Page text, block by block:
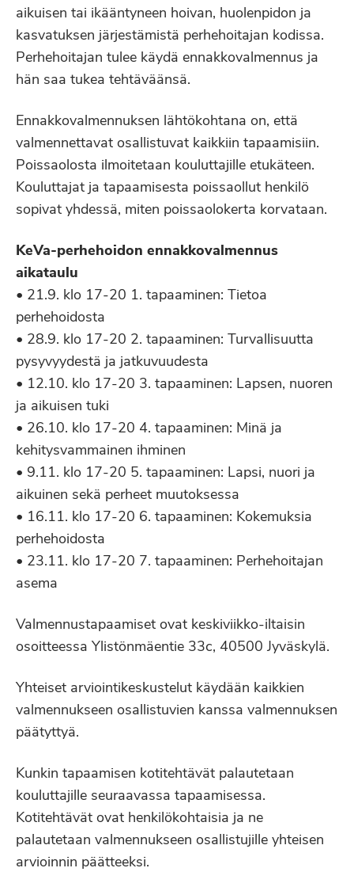
aikuisen tai ikääntyneen hoivan, huolenpidon ja
kasvatuksen järjestämistä perhehoitajan kodissa.
Perhehoitajan tulee käydä ennakkovalmennus ja
hän saa tukea tehtäväänsä.
Ennakkovalmennuksen lähtökohtana on, että
valmennettavat osallistuvat kaikkiin tapaamisiin.
Poissaolosta ilmoitetaan kouluttajille etukäteen.
Kouluttajat ja tapaamisesta poissaollut henkilö
sopivat yhdessä, miten poissaolokerta korvataan.
KeVa-perhehoidon ennakkovalmennus
aikataulu
• 21.9. klo 17-20 1. tapaaminen: Tietoa
perhehoidosta
• 28.9. klo 17-20 2. tapaaminen: Turvallisuutta
pysyvyydestä ja jatkuvuudesta
• 12.10. klo 17-20 3. tapaaminen: Lapsen, nuoren
ja aikuisen tuki
• 26.10. klo 17-20 4. tapaaminen: Minä ja
kehitysvammainen ihminen
• 9.11. klo 17-20 5. tapaaminen: Lapsi, nuori ja
aikuinen sekä perheet muutoksessa
• 16.11. klo 17-20 6. tapaaminen: Kokemuksia
perhehoidosta
• 23.11. klo 17-20 7. tapaaminen: Perhehoitajan
asema
Valmennustapaamiset ovat keskiviikko-iltaisin
osoitteessa Ylistönmäentie 33c, 40500 Jyväskylä.
Yhteiset arviointikeskustelut käydään kaikkien
valmennukseen osallistuvien kanssa valmennuksen
päätyttyä.
Kunkin tapaamisen kotitehtävät palautetaan
kouluttajille seuraavassa tapaamisessa.
Kotitehtävät ovat henkilökohtaisia ja ne
palautetaan valmennukseen osallistujille yhteisen
arvioinnin päätteeksi.